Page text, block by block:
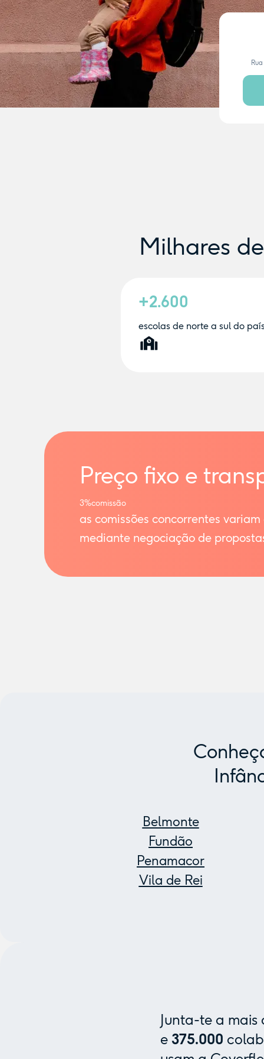
Milhares
+2.600
escolas de norte a sul do
Preço fixo e
3%comissão
as comissões concorrentes variam
mediante negociação de
Belmonte
Fundão
Penamacor
Vila de Rei
Junta-te a
e 375.000